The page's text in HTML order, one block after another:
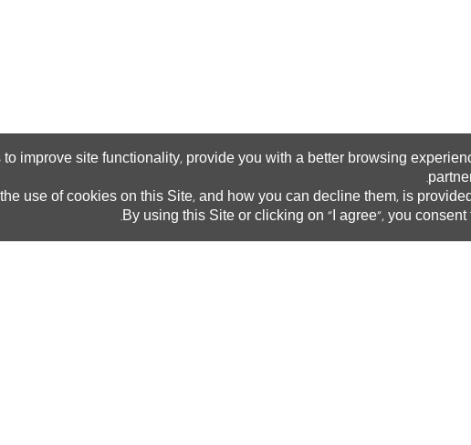
to improve site functiona ity, provide you with a better browsing experien
partne
the use of cookies on this Site, and how you can decl ine them, is provided
By using this Site or cl icking on "I agree", you consent